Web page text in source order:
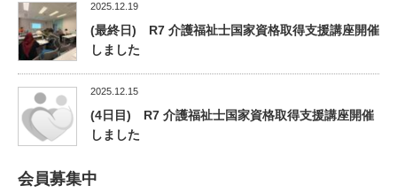
2025.12.19
(最終日) R7 介護福祉士国家資格取得支援講座開催
しました
2025.12.15
(4日目) R7 介護福祉士国家資格取得支援講座開催
しました
会員募集中